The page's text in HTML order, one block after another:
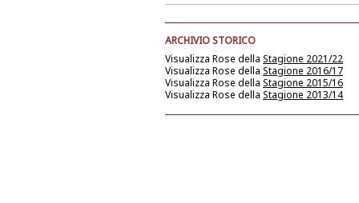
ARCHIVIO STORICO
Visualizza Rose della Stagione 2021/22
Visualizza Rose della Stagione 2016/17
Visualizza Rose della Stagione 2015/16
Visualizza Rose della Stagione 2013/14